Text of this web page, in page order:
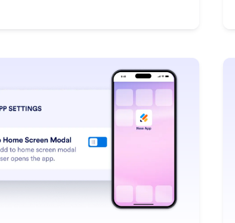
Saiba Mais: Add to Home Screen